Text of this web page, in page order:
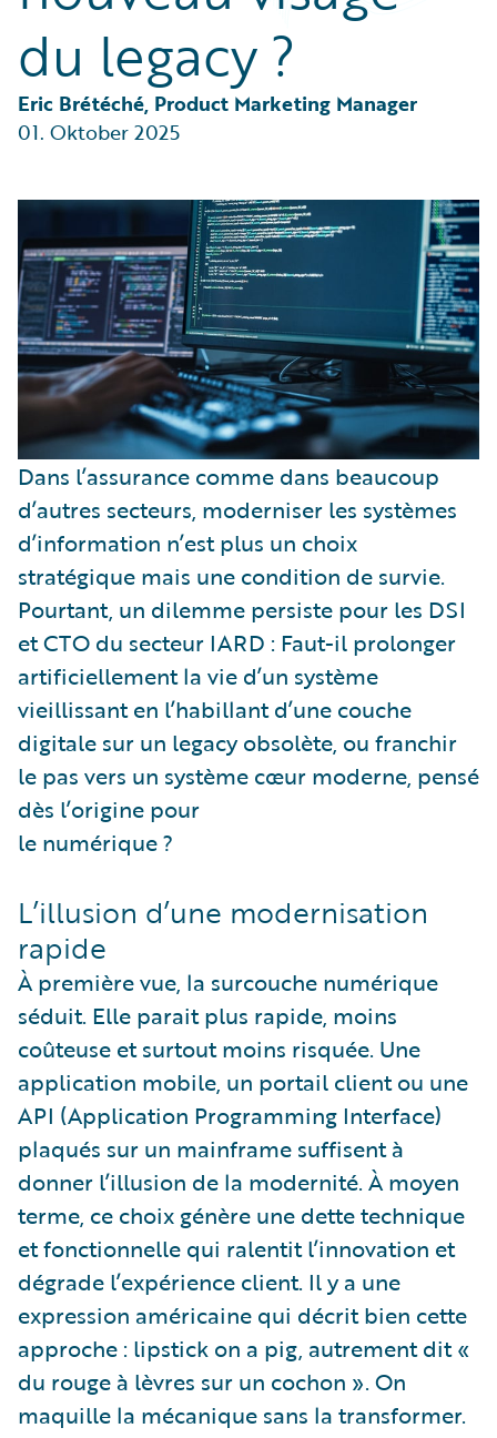
Partner Perspective
Technology
Trends
du legacy ?
Eric Brétéché, Product Marketing Manager
01. Oktober 2025
Dans l’assurance comme dans beaucoup
d’autres secteurs, moderniser les systèmes
d’information n’est plus un choix
stratégique mais une condition de survie.
Pourtant, un dilemme persiste pour les DSI
et CTO du secteur IARD : Faut-il prolonger
artificiellement la vie d’un système
vieillissant en l’habillant d’une couche
digitale sur un legacy obsolète, ou franchir
le pas vers un système cœur moderne, pensé
dès l’origine pour
le numérique ?
L’illusion d’une modernisation
rapide
À première vue, la surcouche numérique
séduit. Elle parait plus rapide, moins
coûteuse et surtout moins risquée. Une
application mobile, un portail client ou une
API (Application Programming Interface)
plaqués sur un mainframe suffisent à
donner l’illusion de la modernité. À moyen
terme, ce choix génère une dette technique
et fonctionnelle qui ralentit l’innovation et
dégrade l’expérience client. Il y a une
expression américaine qui décrit bien cette
approche : lipstick on a pig, autrement dit «
du rouge à lèvres sur un cochon ». On
maquille la mécanique sans la transformer.